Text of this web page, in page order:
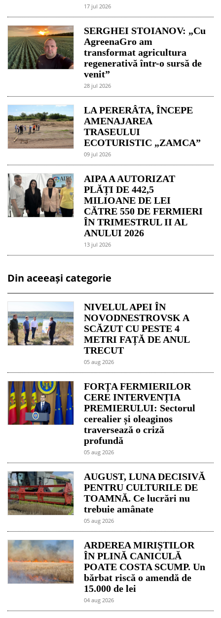
17 jul 2026
SERGHEI STOIANOV: „Cu
AgreenaGro am
transformat agricultura
regenerativă într-o sursă de
venit”
28 jul 2026
LA PERERÂTA, ÎNCEPE
AMENAJAREA
TRASEULUI
ECOTURISTIC „ZAMCA”
09 jul 2026
AIPA A AUTORIZAT
PLĂȚI DE 442,5
MILIOANE DE LEI
CĂTRE 550 DE FERMIERI
ÎN TRIMESTRUL II AL
ANULUI 2026
13 jul 2026
Din aceeași categorie
NIVELUL APEI ÎN
NOVODNESTROVSK A
SCĂZUT CU PESTE 4
METRI FAȚĂ DE ANUL
TRECUT
05 aug 2026
FORȚA FERMIERILOR
CERE INTERVENȚIA
PREMIERULUI: Sectorul
cerealier și oleaginos
traversează o criză
profundă
05 aug 2026
AUGUST, LUNA DECISIVĂ
PENTRU CULTURILE DE
TOAMNĂ. Ce lucrări nu
trebuie amânate
05 aug 2026
ARDEREA MIRIȘTILOR
ÎN PLINĂ CANICULĂ
POATE COSTA SCUMP. Un
bărbat riscă o amendă de
15.000 de lei
04 aug 2026